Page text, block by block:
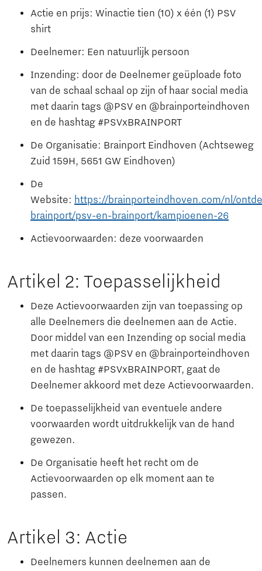
Actie en prijs: Winactie tien (10) x één (1) PSV
shirt
Deelnemer: Een natuurlijk persoon
Inzending: door de Deelnemer geüploade foto
van de schaal schaal op zijn of haar social media
met daarin tags @PSV en @brainporteindhoven
en de hashtag #PSVxBRAINPORT
De Organisatie: Brainport Eindhoven (Achtseweg
Zuid 159H, 5651 GW Eindhoven)
De
Website: https://brainporteindhoven.com/nl/
brainport/psv-en-brainport/kampioenen-26
Actievoorwaarden: deze voorwaarden
Artikel 2: Toepasselijkheid
Deze Actievoorwaarden zijn van toepassing op
alle Deelnemers die deelnemen aan de Actie.
Door middel van een Inzending op social media
met daarin tags @PSV en @brainporteindhoven
en de hashtag #PSVxBRAINPORT, gaat de
Deelnemer akkoord met deze Actievoorwaarden.
De toepasselijkheid van eventuele andere
voorwaarden wordt uitdrukkelijk van de hand
gewezen.
De Organisatie heeft het recht om de
Actievoorwaarden op elk moment aan te
passen.
Artikel 3: Actie
Deelnemers kunnen deelnemen aan de